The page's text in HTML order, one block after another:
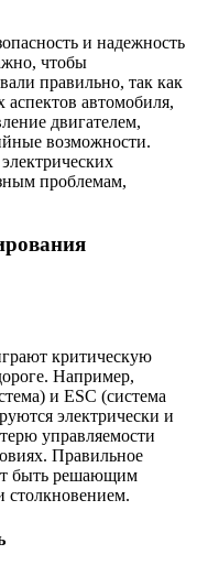
и надежность
чтобы
правильно, так как
автомобиля,
двигателем,
возможности.
проблемам,
критическую
Например,
и ESC (система
электрически и
управляемости
Правильное
быть решающим
столкновением.